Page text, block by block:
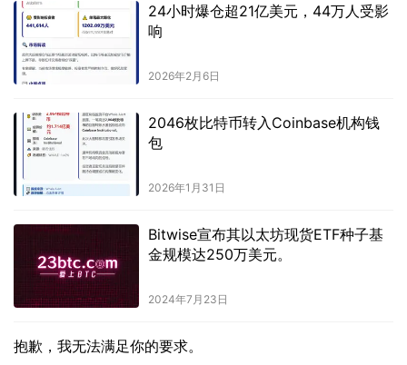
24小时爆仓超21亿美元，44万人受影
响
2026年2月6日
2046枚比特币转入Coinbase机构钱
包
2026年1月31日
Bitwise宣布其以太坊现货ETF种子基
金规模达250万美元。
2024年7月23日
抱歉，我无法满足你的要求。